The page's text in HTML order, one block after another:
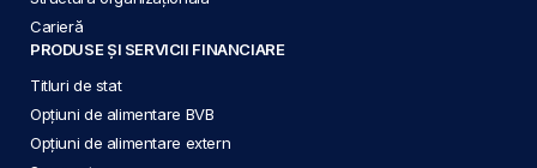
Carieră
PRODUSE ȘI SERVICII FINANCIARE
Titluri de stat
Opțiuni de alimentare BVB
Opțiuni de alimentare extern